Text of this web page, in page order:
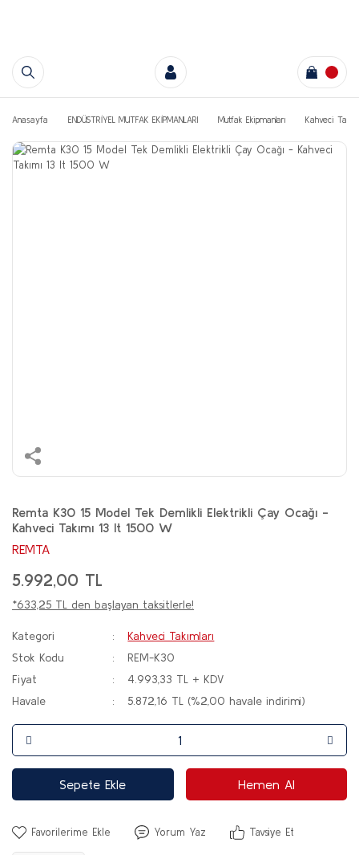
Anasayfa ENDÜSTRİYEL MUTFAK EKİPMANLARI Mutfak Ekipmanları Kahveci
Remta K30 15 Model Tek Demlikli Elektrikli Çay Ocağı -
Kahveci Takımı 13 lt 1500 W
REMTA
5.992,00 TL
*633,25 TL den başlayan taksitlerle!
Kategori
Kahveci Takımları
Stok Kodu
REM-K30
Fiyat
4.993,33 TL + KDV
Havale
5.872,16 TL (%2,00 havale indirimi)
Sepete Ekle Hemen Al
Yorum Yaz Tavsiye Et